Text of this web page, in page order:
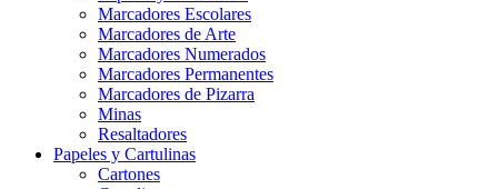
Marcadores Escolares
Marcadores de Arte
Marcadores Numerados
Marcadores Permanentes
Marcadores de Pizarra
Minas
Resaltadores
Papeles y Cartulinas
Cartones